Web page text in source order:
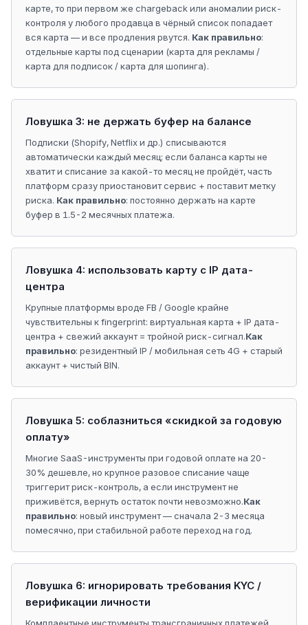
карте, то при первом же chargeback или аномалии риск-
контроля у любого продавца в чёрный список попадает
вся карта — и все продления рвутся. Как правильно:
отдельные карты под сценарии (карта для рекламы /
карта для подписок / карта для шопинга).
Ловушка 3: не держать буфер на балансе
Подписки (Shopify, Netflix и др.) списываются
автоматически каждый месяц; если баланса карты не
хватит и списание за какой-то месяц не пройдёт, часть
платформ сразу приостановит сервис + поставит метку
риска. Как правильно: постоянно держать на карте
буфер в 1.5-2 месячных платежа.
Ловушка 4: использовать карту с IP дата-
центра
Крупные платформы вроде FB / Google крайне
чувствительны к fingerprint: виртуальная карта + IP дата-
центра + свежий аккаунт = тройной риск-сигнал.Как
правильно: резидентный IP / мобильная сеть 4G + старый
аккаунт + чистый BIN.
Ловушка 5: соблазниться «скидкой за годовую
оплату»
Многие SaaS-инструменты при годовой оплате на 20-
30% дешевле, но крупное разовое списание чаще
триггерит риск-контроль, а если инструмент не
приживётся, вернуть остаток почти невозможно.Как
правильно: новый инструмент — сначала 2-3 месяца
помесячно, при стабильной работе переход на год.
Ловушка 6: игнорировать требования KYC /
верификации личности